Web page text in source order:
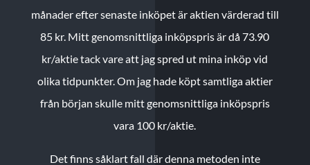
månader efter senaste inköpet är aktien värderad till
85 kr. Mitt genomsnittliga inköpspris är då 73.90
kr/aktie tack vare att jag spred ut mina inköp vid
olika tidpunkter. Om jag hade köpt samtliga aktier
från början skulle mitt genomsnittliga inköpspris
vara 100 kr/aktie.
Det finns såklart fall där denna metoden inte